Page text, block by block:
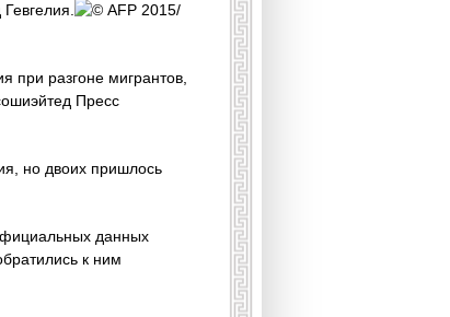
© AFP 2015/
разгоне мигрантов,
Пресс
но двоих пришлось
данных
к ним